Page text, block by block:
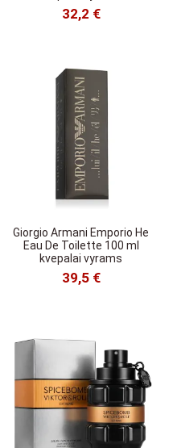
32,2 €
Giorgio Armani Emporio He
Eau De Toilette 100 ml
kvepalai vyrams
39,5 €